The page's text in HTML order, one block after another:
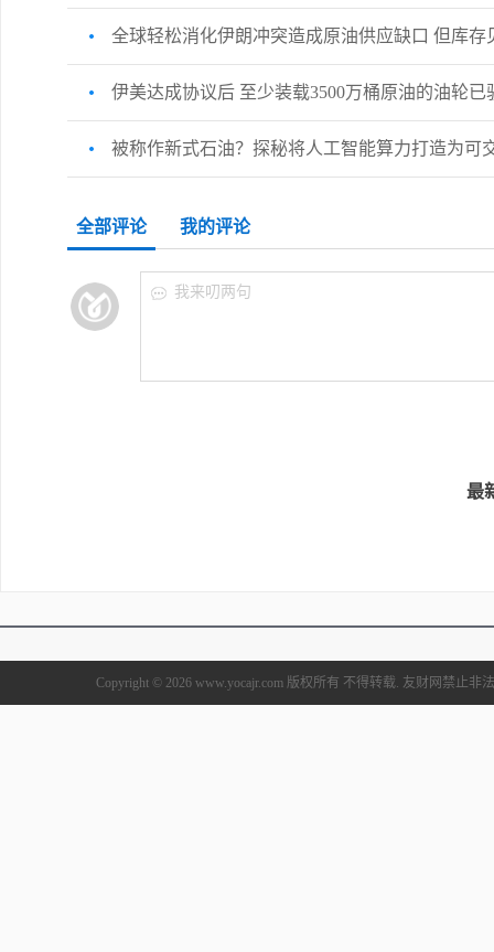
全球轻松消化伊朗冲突造成原油供应缺口 但库存
伊美达成协议后 至少装载3500万桶原油的油轮已
被称作新式石油？探秘将人工智能算力打造为可
全部评论 我的评论
我来叨两句
最
Copyright © 2026 www.yocajr.com 版权所有 不得转载. 友财网禁止非